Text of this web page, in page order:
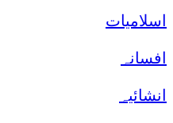
اسلامیات
افسانہ
انشائیہ